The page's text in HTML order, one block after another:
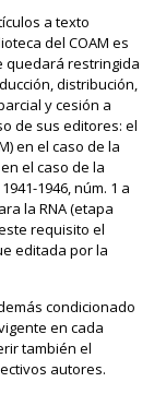
a texto
del COAM es
quedará restringida
distribución,
y cesión a
de sus editores: el
en el caso de la
el caso de la
1946, núm. 1 a
la RNA (etapa
requisito el
editada por la
condicionado
en cada
también el
autores.